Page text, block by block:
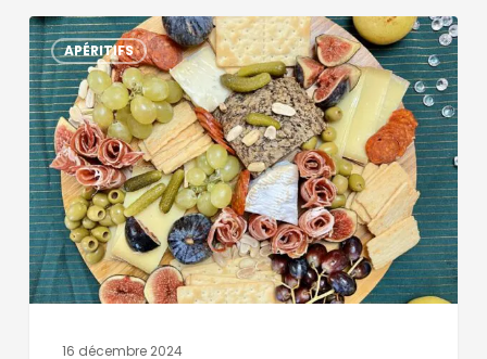
APÉRITIFS
16 décembre 2024